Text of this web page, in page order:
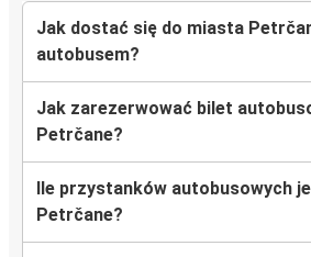
Jak dostać się do miasta
autobusem?
Jak zarezerwować bilet
Petrčane?
Ile przystanków autobusowych
Petrčane?